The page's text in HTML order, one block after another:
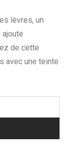
lèvres, un
de cette
avec une teinte